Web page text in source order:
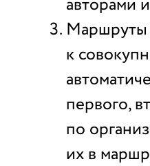
Маршруты
к
первого,
по
их в